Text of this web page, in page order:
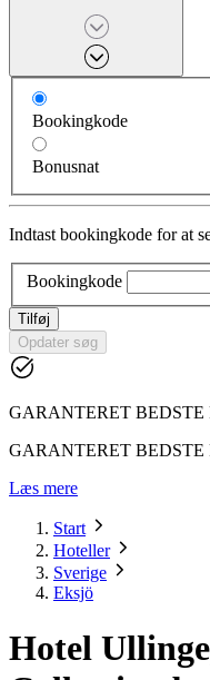
Bookingkode
Bonusnat
Indtast bookingkode for at
Bookingkode
Tilføj
Opdater søg
GARANTERET BEDSTE
GARANTERET BEDSTE
Læs mere
Start
Hoteller
Sverige
Eksjö
Hotel